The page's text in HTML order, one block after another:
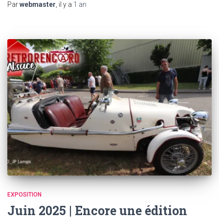
Parwebmaster, il y a 1 an
EXPOSITION
Juin 2025 | Encore une édition